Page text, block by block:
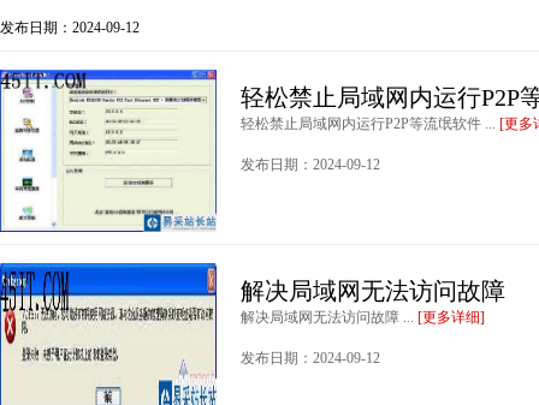
发布日期：2024-09-12
轻松禁止局域网内运行P2P
轻松禁止局域网内运行P2P等流氓软件 ... [更多
发布日期：2024-09-12
解决局域网无法访问故障
解决局域网无法访问故障 ... [更多详细]
发布日期：2024-09-12